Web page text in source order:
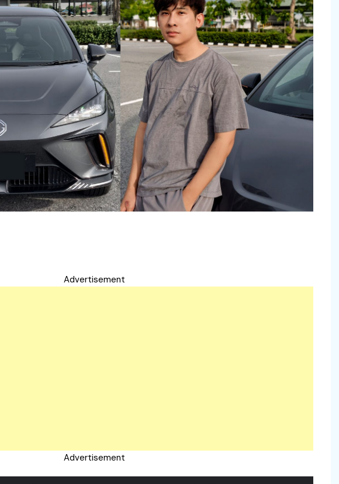
Advertisement
Advertisement